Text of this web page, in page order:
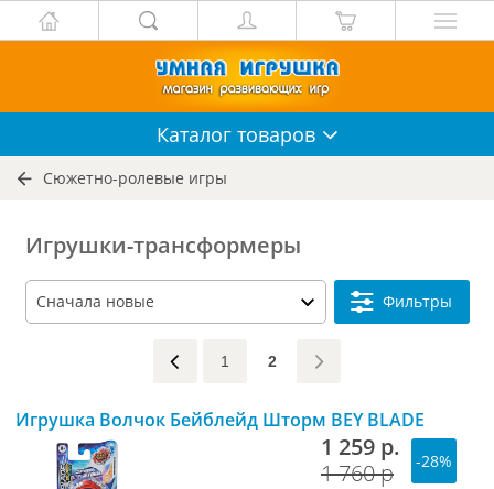
Каталог товаров
Сюжетно-ролевые игры
Игрушки-трансформеры
Фильтры
1 2
Игрушка Волчок Бейблейд Шторм BEY BLADE
1 259 р.
1 760 р
-28%